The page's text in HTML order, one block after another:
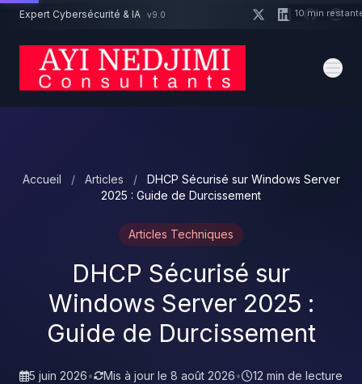
Aller au contenu principal
Expert Cybersécurité & IA v9.0
Accueil / Articles /
DHCP Sécurisé sur Windows Server
2025 : Guide de Durcissement
Articles Techniques
DHCP Sécurisé sur
Windows Server 2025 :
Guide de Durcissement
5 juin 2026• Mis à jour le 8 août 2026•
12 min de lecture
Un projet cybersécurité ? 10 min